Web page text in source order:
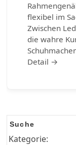
flexibel im
Zwischen
die wahre
Detail →
Suche
Kategorie: